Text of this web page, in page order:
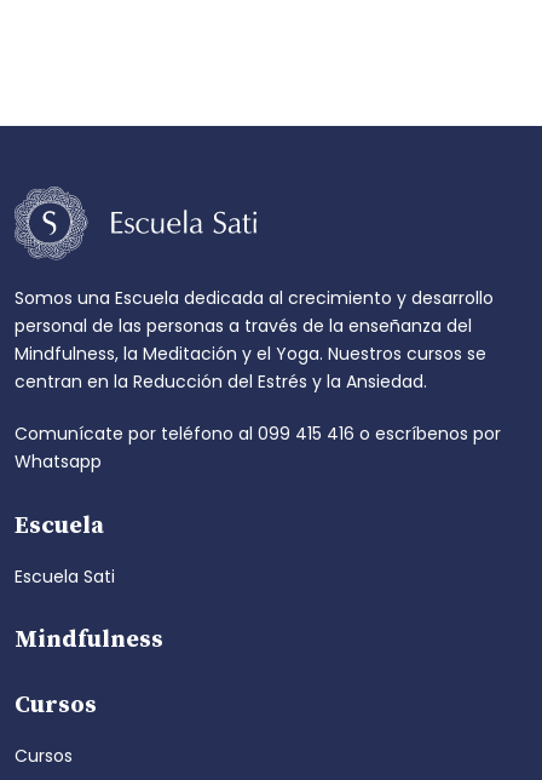
Somos una Escuela dedicada al crecimiento y desarrollo
personal de las personas a través de la enseñanza del
Mindfulness, la Meditación y el Yoga. Nuestros cursos se
centran en la Reducción del Estrés y la Ansiedad.
Comunícate por teléfono al 099 415 416 o escríbenos por
Whatsapp
Escuela
Escuela Sati
Mindfulness
Cursos
Cursos